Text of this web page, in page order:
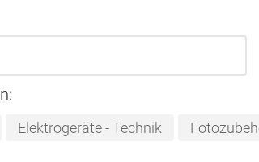
Elektrogeräte - Technik